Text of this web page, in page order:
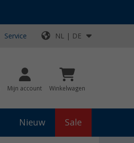
Service NL | DE
Mijn account Winkelwagen
Nieuw Sale